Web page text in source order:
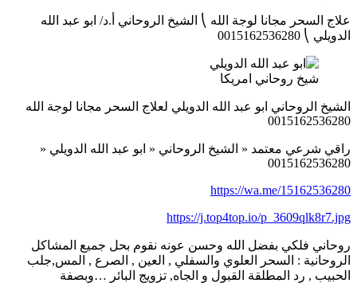
علاج السحر مجانا لوجة الله ⎝ الشيخ الروحاني أ.د/ ابو عبد الله
الدويلي ⎝ 0015162536280
شيخ روحاني امريكا
الشيخ الروحاني ابو عبد الله الدويلي لعلاج السحر مجانا لوجة الله
0015162536280
راقي شرعي معتمد « الشيخ الروحاني « ابو عبد الله الدويلي «
0015162536280
https://wa.me/15162536280
https://j.top4top.io/p_3609qlk8r7.jpg
روحاني فلكي بفضل الله وحسن عونه نقوم بحل جميع المشاكل
الروحانية : السحر العلوي والسفلي , العين , الصرع , المس,جلب
الحبيب , رد المطلقة القبول و الجاه, تزويج البائر …وبصفة